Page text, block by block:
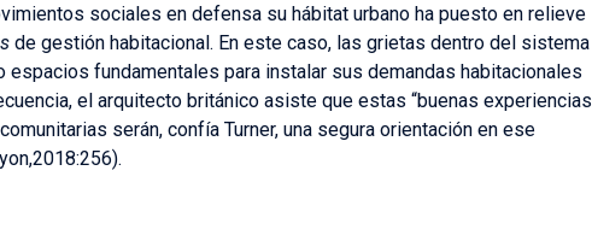
sociales en defensa su hábitat urbano ha puesto en relieve
de gestión habitacional. En este caso, las grietas dentro del sistema
fundamentales para instalar sus demandas habitacionales
el arquitecto británico asiste que estas “buenas experiencias
serán, confía Turner, una segura orientación en ese